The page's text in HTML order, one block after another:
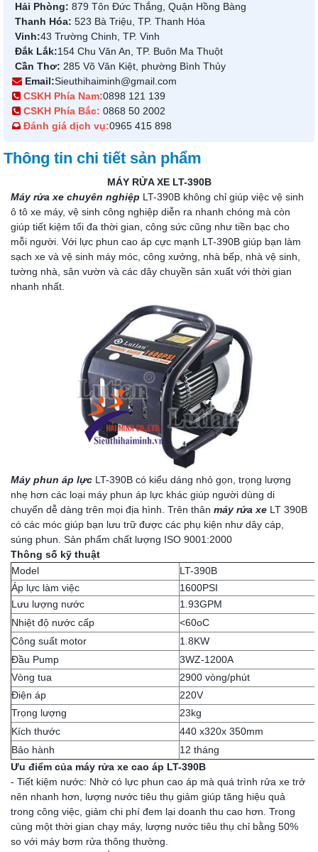
Hải Phòng: 879 Tôn Đức Thắng, Quận Hồng Bàng
Thanh Hóa: 523 Bà Triệu, TP. Thanh Hóa
Vinh:43 Trường Chinh, TP. Vinh
Đắk Lắk:154 Chu Văn An, TP. Buôn Ma Thuột
Cần Thơ: 285 Võ Văn Kiệt, phường Bình Thủy
Email:Sieuthihaiminh@gmail.com
CSKH Phía Nam:0898 121 139
CSKH Phía Bắc: 0868 50 2002
Đánh giá dịch vụ:0965 415 898
Thông tin chi tiết sản phẩm
MÁY RỬA XE LT-390B
Máy rửa xe chuyên nghiệp LT-390B không chỉ giúp việc vệ sinh
ô tô xe máy, vệ sinh công nghiệp diễn ra nhanh chóng mà còn
giúp tiết kiệm tối đa thời gian, công sức cũng như tiền bạc cho
mỗi người. Với lực phun cao áp cực mạnh LT-390B giúp bạn làm
sạch xe và vệ sinh máy móc, công xưởng, nhà bếp, nhà vệ sinh,
tường nhà, sân vườn và các dây chuyền sản xuất với thời gian
nhanh nhất.
Máy phun áp lực LT-390B có kiểu dáng nhỏ gọn, trọng lượng
nhẹ hơn các loại máy phun áp lực khác giúp người dùng di
chuyển dễ dàng trên mọi địa hình. Trên thân máy rửa xe LT 390B
có các móc giúp bạn lưu trữ được các phụ kiện như dây cáp,
súng phun. Sản phẩm chất lượng ISO 9001:2000
Thông số kỹ thuật
Model
LT-390B
Áp lực làm việc
1600PSI
Lưu lượng nước
1.93GPM
Nhiệt độ nước cấp
<60oC
Công suất motor
1.8KW
Đầu Pump
3WZ-1200A
Vòng tua
2900 vòng/phút
Điện áp
220V
Trọng lượng
23kg
Kích thước
440 x320x 350mm
Bảo hành
12 tháng
Ưu điểm của máy rửa xe cao áp LT-390B
- Tiết kiệm nước: Nhờ có lực phun cao áp mà quá trình rửa xe trở
nên nhanh hơn, lượng nước tiêu thụ giảm giúp tăng hiệu quả
trong công việc, giảm chi phí đem lại doanh thu cao hơn. Trong
cùng một thời gian chạy máy, lượng nước tiêu thụ chỉ bằng 50%
so với máy bơm rửa thông thường.